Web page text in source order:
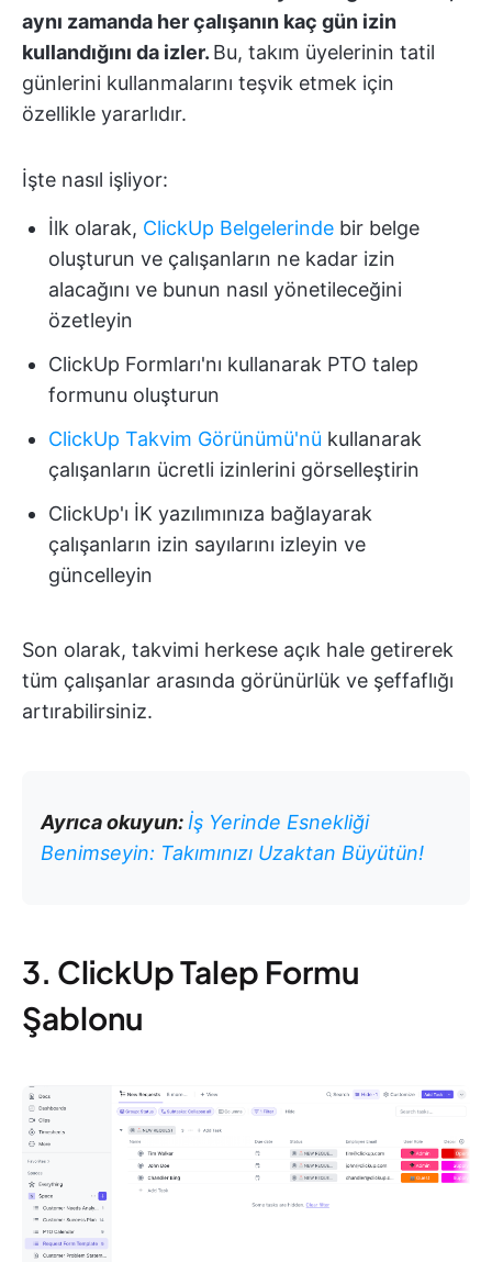
aynı zamanda her çalışanın kaç gün izin
kullandığını da izler. Bu, takım üyelerinin tatil
günlerini kullanmalarını teşvik etmek için
özellikle yararlıdır.
İşte nasıl işliyor:
İlk olarak, ClickUp Belgelerinde bir belge
oluşturun ve çalışanların ne kadar izin
alacağını ve bunun nasıl yönetileceğini
özetleyin
ClickUp Formları'nı kullanarak PTO talep
formunu oluşturun
ClickUp Takvim Görünümü'nü kullanarak
çalışanların ücretli izinlerini görselleştirin
ClickUp'ı İK yazılımınıza bağlayarak
çalışanların izin sayılarını izleyin ve
güncelleyin
Son olarak, takvimi herkese açık hale getirerek
tüm çalışanlar arasında görünürlük ve şeffaflığı
artırabilirsiniz.
Ayrıca okuyun:İş Yerinde Esnekliği
Benimseyin: Takımınızı Uzaktan Büyütün!
3. ClickUp Talep Formu
Şablonu